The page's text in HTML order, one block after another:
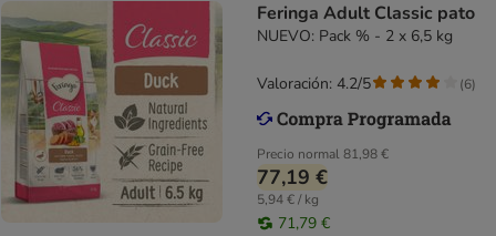
Feringa Adult Classic pato
NUEVO: Pack % - 2 x 6,5 kg
Precio normal81,98 €
77,19 €
5,94 € / kg
71,79 €
Valoración: 4.2/5 (6)